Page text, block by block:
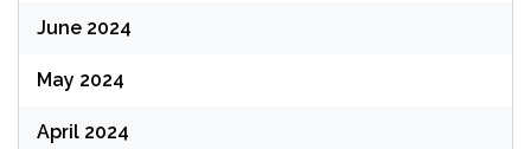
June 2024
May 2024
April 2024